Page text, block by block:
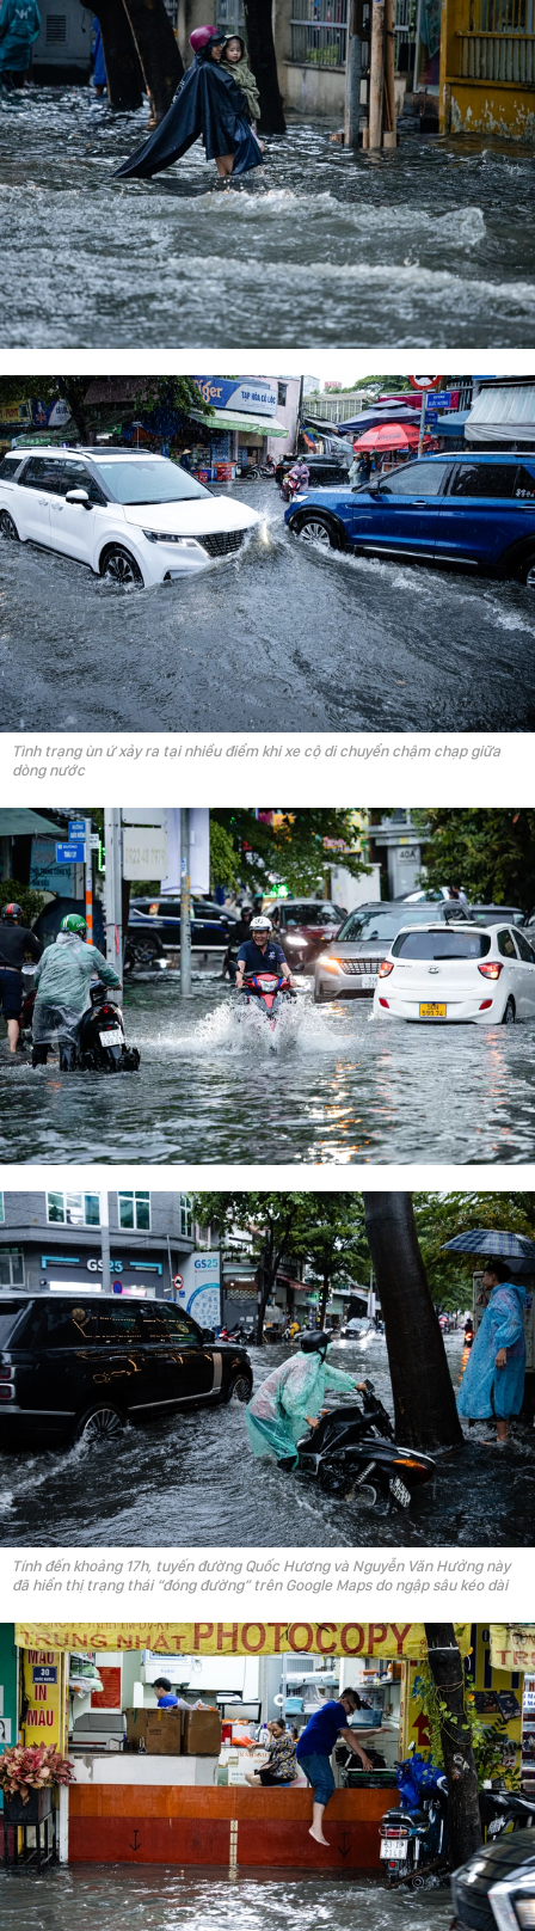
Tình trạng ùn ứ xảy ra tại nhiều điểm khi xe cộ di chuyển chậm chạp giữa
dòng nước
Tính đến khoảng 17h, tuyến đường Quốc Hương và Nguyễn Văn Hưởng này
đã hiển thị trạng thái “đóng đường” trên Google Maps do ngập sâu kéo dài